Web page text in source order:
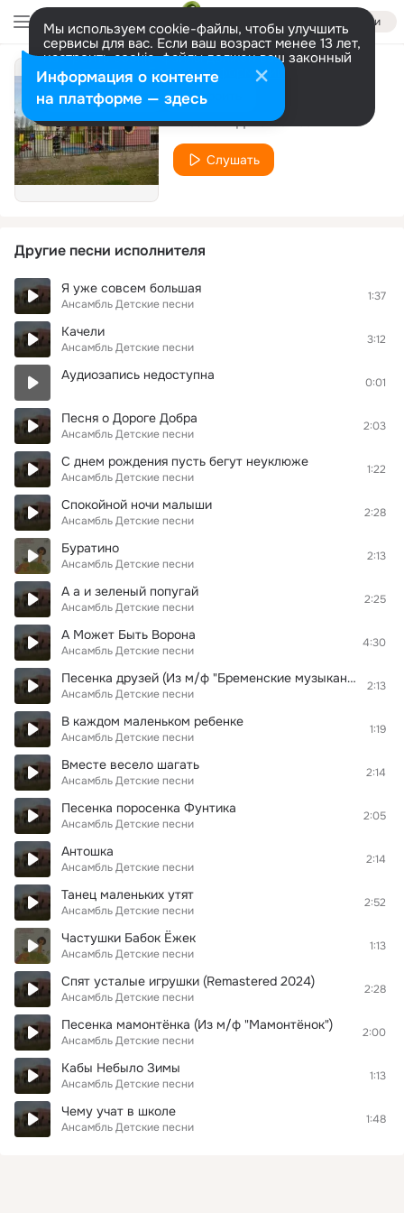
Войти
Мы используем cookie-файлы, чтобы улучшить
сервисы для вас. Если ваш возраст менее 13 лет,
настроить cookie-файлы должен ваш законный
представитель. Больше информации
Разрешить все Настроить
песенка про Сашу
Ансамбль Детские песни
Слушать
Другие песни исполнителя
Я уже совсем большая
Ансамбль Детские песни
1:37
Качели
Ансамбль Детские песни
3:12
Аудиозапись недоступна 0:01
Песня о Дороге Добра
Ансамбль Детские песни
2:03
С днем рождения пусть бегут неуклюже
Ансамбль Детские песни
1:22
Спокойной ночи малыши
Ансамбль Детские песни
2:28
Буратино
Ансамбль Детские песни
2:13
А а и зеленый попугай
Ансамбль Детские песни
2:25
А Может Быть Ворона
Ансамбль Детские песни
4:30
Песенка друзей (Из м/ф "Бременские музыканты")
Ансамбль Детские песни
2:13
В каждом маленьком ребенке
Ансамбль Детские песни
1:19
Вместе весело шагать
Ансамбль Детские песни
2:14
Песенка поросенка Фунтика
Ансамбль Детские песни
2:05
Антошка
Ансамбль Детские песни
2:14
Танец маленьких утят
Ансамбль Детские песни
2:52
Частушки Бабок Ёжек
Ансамбль Детские песни
1:13
Спят усталые игрушки (Remastered 2024)
Ансамбль Детские песни
2:28
Песенка мамонтёнка (Из м/ф "Мамонтёнок")
Ансамбль Детские песни
2:00
Кабы Небыло Зимы
Ансамбль Детские песни
1:13
Чему учат в школе
Ансамбль Детские песни
1:48
Информация о контенте
на платформе — здесь